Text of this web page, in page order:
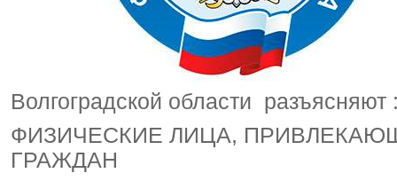
Волгоградской области разъясняют
ФИЗИЧЕСКИЕ ЛИЦА,
ГРАЖДАН